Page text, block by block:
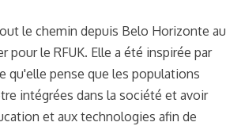
le chemin depuis Belo Horizonte au
pour le RFUK. Elle a été inspirée par
qu'elle pense que les populations
intégrées dans la société et avoir
et aux technologies afin de